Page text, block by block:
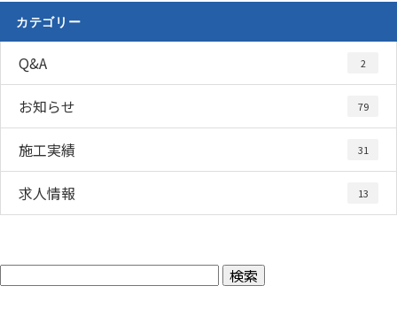
カテゴリー
Q&A 2
お知らせ 79
施工実績 31
求人情報 13